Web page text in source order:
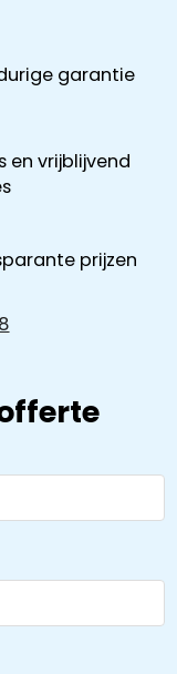
garantie
en vrijblijvend
prijzen